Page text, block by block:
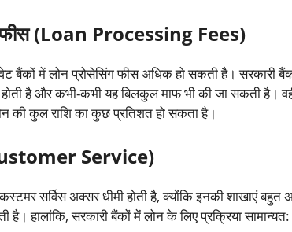
फीस (Loan Processing Fees)
बैंकों में लोन प्रोसेसिंग फीस अधिक हो सकती है। सरकारी बैंकों
है और कभी-कभी यह बिलकुल माफ भी की जा सकती है।
की कुल राशि का कुछ प्रतिशत हो सकता है।
Service)
सर्विस अक्सर धीमी होती है, क्योंकि इनकी शाखाएं
है। हालांकि, सरकारी बैंकों में लोन के लिए प्रक्रिया